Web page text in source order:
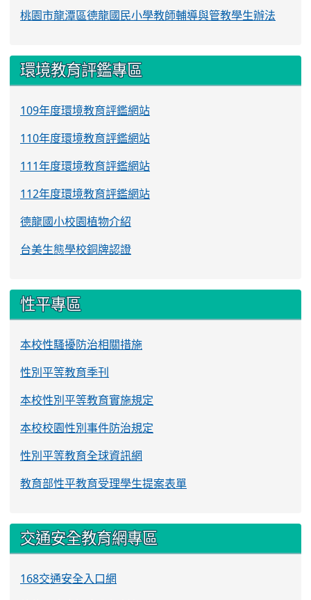
桃園市龍潭區德龍國民小學教師輔導與管教學生辦法
環境教育評鑑專區
109年度環境教育評鑑網站
110年度環境教育評鑑網站
111年度環境教育評鑑網站
112年度環境教育評鑑網站
德龍國小校園植物介紹
台美生態學校銅牌認證
性平專區
本校性騷擾防治相關措施
性別平等教育季刊
本校性別平等教育實施規定
本校校園性別事件防治規定
性別平等教育全球資訊網
教育部性平教育受理學生提案表單
交通安全教育網專區
168交通安全入口網